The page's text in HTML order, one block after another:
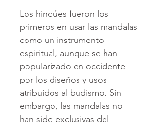
Los hindúes fueron los
primeros en usar las mandalas
como un instrumento
espiritual, aunque se han
popularizado en occidente
por los diseños y usos
atribuidos al budismo. Sin
embargo, las mandalas no
han sido exclusivas del